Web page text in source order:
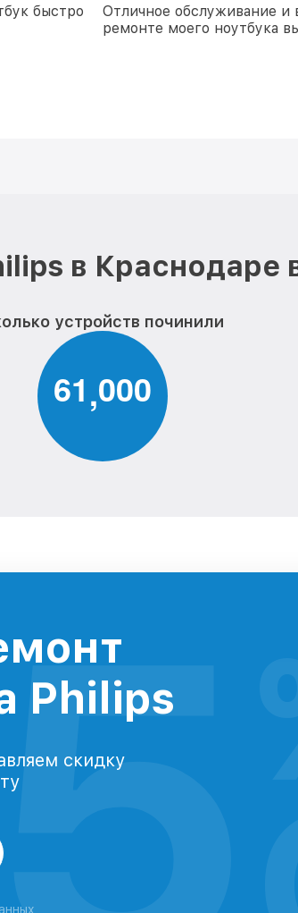
быстро
Отличное обслуживание и
ремонте моего ноутбука
в Краснодаре
устройств починили
61,000
Philips
скидку